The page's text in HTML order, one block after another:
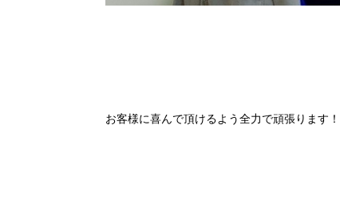
お客様に喜んで頂けるよう全力で頑張ります！